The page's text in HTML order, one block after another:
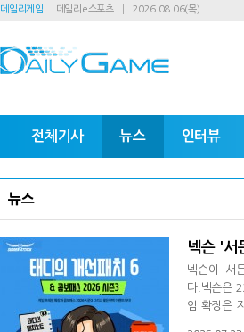
데일리게임 데일리e스포츠 2026.08.06(목)
전체기사 뉴스 인터뷰
뉴스
넥슨 '서
넥슨이 '서
다.넥슨은
임 확장은